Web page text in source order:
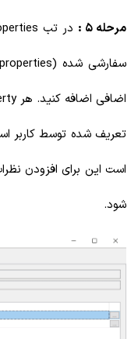
مرحله 5 :
تعریف شده توسط کاربر
است این برای افزودن
شود.